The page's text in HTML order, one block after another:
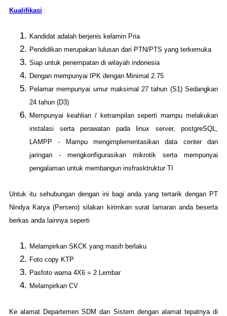
Kualifikasi :
Kandidat adalah berjenis kelamin Pria
Pendidikan merupakan lulusan dari PTN/PTS yang terkemuka
Siap untuk penempatan di wilayah indonesia
Dengan mempunyai IPK dengan Minimal 2.75
Pelamar mempunyai umur maksimal 27 tahun (S1) Sedangkan
24 tahun (D3)
Mempunyai keahlian / ketrampilan seperti mampu melakukan
instalasi serta perawatan pada linux server, postgreSQL,
LAMPP - Mampu mengimplementasikan data center dan
jaringan - mengkonfigurasikan mikrotik serta mempunyai
pengalaman untuk membangun insfrasktruktur TI
Untuk itu sehubungan dengan ini bagi anda yang tertarik dengan PT
Nindya Karya (Persero) silakan kirimkan surat lamaran anda beserta
berkas anda lainnya seperti
Melampirkan SKCK yang masih berlaku
Foto copy KTP
Pasfoto warna 4X6 = 2 Lembar
Melampirkan CV
Ke alamat Departemen SDM dan Sistem dengan alamat tepatnya di